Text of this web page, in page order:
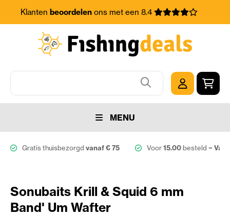
Klanten beoordelenons met een 8.4
MENU
Gratis thuisbezorgd vanaf € 75 Voor15.00besteld =
Sonubaits Krill & Squid 6 mm
Band' Um Wafter